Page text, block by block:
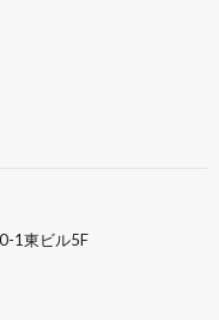
1東ビル5F